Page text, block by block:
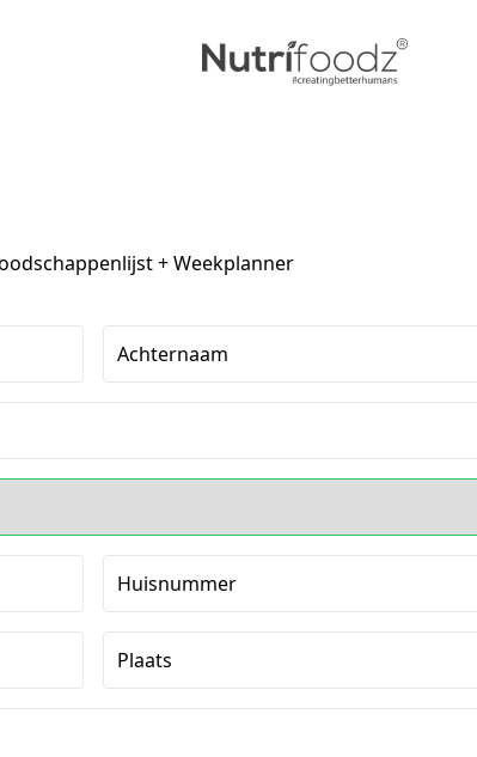
+ Weekplanner
Achternaam
Huisnummer
Plaats